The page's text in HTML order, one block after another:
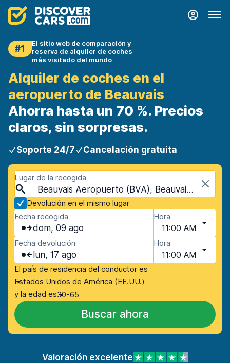
#1
El sitio web de comparación y
reserva de alquiler de coches
más visitado del mundo
Alquiler de coches en el
aeropuerto de Beauvais
Ahorra hasta un 70 %. Precios
claros, sin sorpresas.
Soporte 24/7 Cancelación gratuita
Lugar de la recogida
Beauvais Aeropuerto (BVA), Beauvais, Francia
Devolución en el mismo lugar
Fecha recogida
dom, 09 ago
Hora
11:00 AM
Fecha devolución
lun, 17 ago
Hora
11:00 AM
El país de residencia del conductor es
Estados Unidos de América (EE.UU.)
y la edad es30-65
Buscar ahora
Valoración excelente